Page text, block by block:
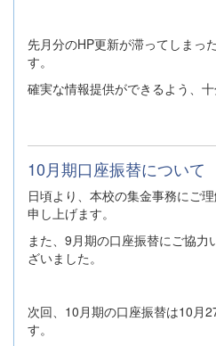
先月分のHP更新が滞ってしまっ
す。
確実な情報提供ができるよう、十
10月期口座振替について
日頃より、本校の集金事務にご
申し上げます。
また、9月期の口座振替にご協
ざいました。
次回、10月期の口座振替は10月
す。